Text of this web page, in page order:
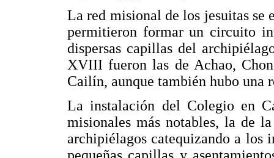
La red misional de los jesuitas se
permitieron formar un circuito
dispersas capillas del
XVIII fueron las de Achao,
Cailín, aunque también hubo una
La instalación del Colegio en
misionales más notables, la de
archipiélagos catequizando a los